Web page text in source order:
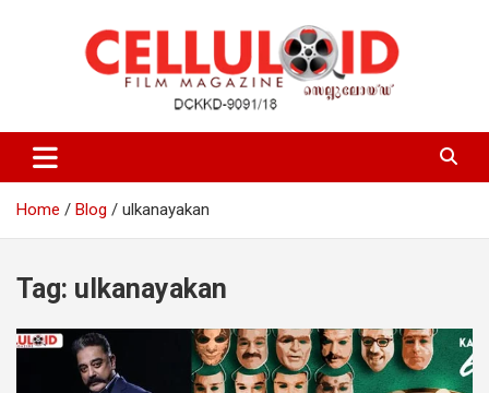
celluloid
Home Blog ulkanayakan
Tag: ulkanayakan